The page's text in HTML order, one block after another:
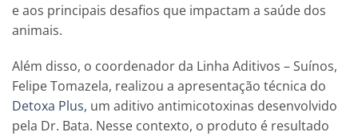
e aos principais desafios que impactam a saúde dos
animais.
Além disso, o coordenador da Linha Aditivos – Suínos,
Felipe Tomazela, realizou a apresentação técnica do
Detoxa Plus, um aditivo antimicotoxinas desenvolvido
pela Dr. Bata. Nesse contexto, o produto é resultado